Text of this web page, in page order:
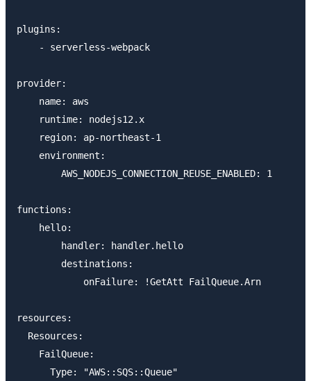
plugins:
    - serverless-webpack
provider:
    name: aws
    runtime: nodejs12.x
    region: ap-northeast-1
    environment:
        AWS_NODEJS_CONNECTION_REUSE_ENABLED: 1
functions:
    hello:
        handler: handler.hello
        destinations:
            onFailure: !GetAtt FailQueue.Arn
resources:
  Resources:
    FailQueue:
      Type: "AWS::SQS::Queue"